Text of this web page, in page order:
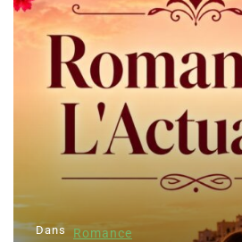
Dans Romance